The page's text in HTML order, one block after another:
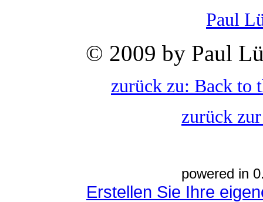
Paul
© 2009 by Paul
zurück zu: Back to
zurück
powered in
Erstellen Sie Ihre